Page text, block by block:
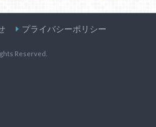
プライバシーポリシー
Reserved.